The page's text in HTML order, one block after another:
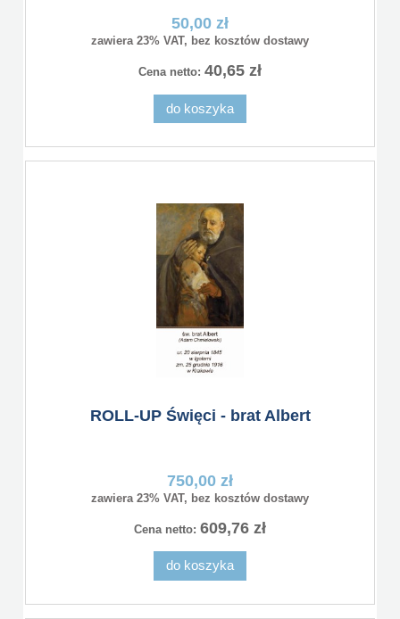
50,00 zł
zawiera 23% VAT, bez kosztów dostawy
Cena netto: 40,65 zł
do koszyka
ROLL-UP Święci - brat Albert
750,00 zł
zawiera 23% VAT, bez kosztów dostawy
Cena netto: 609,76 zł
do koszyka